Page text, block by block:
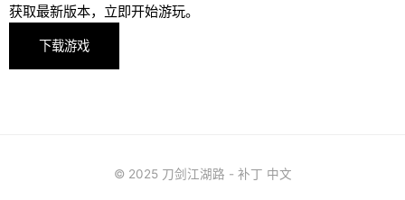
获取最新版本，立即开始游玩。
下载游戏
© 2025 刀剑江湖路 - 补丁 中文